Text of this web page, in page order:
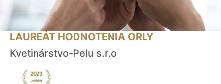
LAUREÁT HODNOTENIA ORLY
Kvetinárstvo-Pelu s.r.o